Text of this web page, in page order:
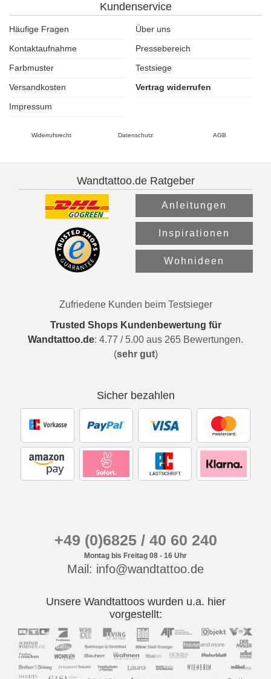
Kundenservice
Häufige Fragen
Über uns
Kontaktaufnahme
Pressebereich
Farbmuster
Testsiege
Versandkosten
Vertrag widerrufen
Impressum
Widerrufsrecht Datenschutz AGB
Wandtattoo.de Ratgeber
Anleitungen
Inspirationen
Wohnideen
Zufriedene Kunden beim Testsieger
Trusted Shops Kundenbewertung für
Wandtattoo.de: 4.77 / 5.00 aus 265 Bewertungen.
(sehr gut)
Sicher bezahlen
+49 (0)6825 / 40 60 240
Montag bis Freitag 08 - 16 Uhr
Mail: info@wandtattoo.de
Unsere Wandtattoos wurden u.a. hier
vorgestellt: